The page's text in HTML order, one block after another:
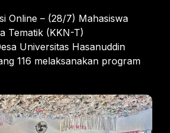
Online – (28/7) Mahasiswa
Tematik (KKN-T)
Universitas Hasanuddin
116 melaksanakan program